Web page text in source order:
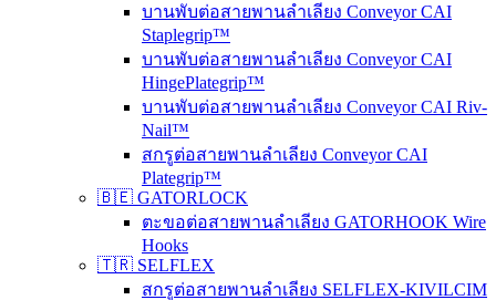
บานพับต่อสายพานลำเลียง Conveyor CAI
Staplegrip™
บานพับต่อสายพานลำเลียง Conveyor CAI
HingePlategrip™
บานพับต่อสายพานลำเลียง Conveyor CAI Riv-
Nail™
สกรูต่อสายพานลำเลียง Conveyor CAI
Plategrip™
🇧🇪 GATORLOCK
ตะขอต่อสายพานลำเลียง GATORHOOK Wire
Hooks
🇹🇷 SELFLEX
สกรูต่อสายพานลำเลียง SELFLEX-KIVILCIM